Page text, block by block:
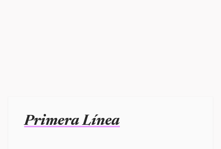
Primera Línea